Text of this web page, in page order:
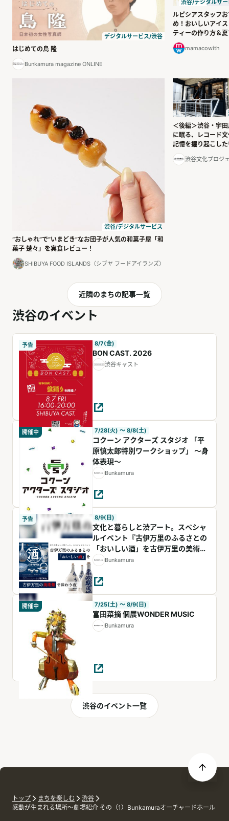
デジタルサービス/渋谷
はじめての島 隆
Bunkamura magazine ONLINE
渋谷/デジタルサ
ルピシアスタッフ
め！おいしいアイス
ティーの作り方＆
ンジ｜わたしたち
うびタイム
mamacowith
渋谷/デジタルサービス
“おしゃれ”で“いまどき”なお団子が人気の和菓子屋「和
菓子 楚々」を実食レビュー！
SHIBUYA FOOD ISLANDS（シブヤ フードアイランズ）
＜後編＞渋谷・宇
に眠る、レコード
記憶を掘り起こし
渋谷文化プロジ
近隣のまちの記事一覧
渋谷のイベント
予告 8/7(金)
BON CAST. 2026
渋谷キャスト
開催中 7/28(火) 〜 8/8(土)
コクーン アクターズ スタジオ 「平
原慎太郎特別ワークショップ」 ～身
体表現～
Bunkamura
予告 8/9(日)
文化と暮らしと渋アート。スペシャ
ルイベント『古伊万里のふるさとの
「おいしい酒」を古伊万里の美術館
で味わう夜』
Bunkamura
開催中 7/25(土) 〜 8/9(日)
富田菜摘 個展WONDER MUSIC
Bunkamura
渋谷のイベント一覧
トップ まちを楽しむ
渋谷
感動が生まれる場所～劇場紹介 その（1）Bunkamuraオーチャードホール